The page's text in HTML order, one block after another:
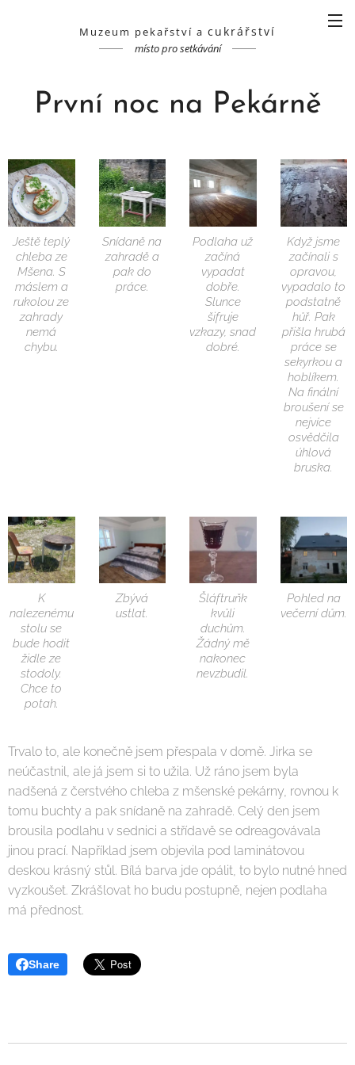
Muzeum pekařství a cukrářství
místo pro setkávání
První noc na Pekárně
Ještě teplý
chleba ze
Mšena. S
máslem a
rukolou ze
zahrady
nemá
chybu.
Snídaně na
zahradě a
pak do
práce.
Podlaha už
začíná
vypadat
dobře.
Slunce
šifruje
vzkazy, snad
dobré.
Když jsme
začínali s
opravou,
vypadalo to
podstatně
hůř. Pak
přišla hrubá
práce se
sekyrkou a
hoblíkem.
Na finální
broušení se
nejvíce
osvědčila
úhlová
bruska.
K
nalezenému
stolu se
bude hodit
židle ze
stodoly.
Chce to
potah.
Zbývá
ustlat.
Šláftruňk
kvůli
duchům.
Žádný mě
nakonec
nevzbudil.
Pohled na
večerní dům.
Trvalo to, ale konečně jsem přespala v domě. Jirka se
neúčastnil, ale já jsem si to užila. Už ráno jsem byla
nadšená z čerstvého chleba z mšenské pekárny, rovnou k
tomu buchty a pak snídaně na zahradě. Celý den jsem
brousila podlahu v sednici a střídavě se odreagovávala
jinou prací. Například jsem objevila pod laminátovou
deskou krásný stůl. Bílá barva jde opálit, to bylo nutné hned
vyzkoušet. Zkrášlovat ho budu postupně, nejen podlaha
má přednost.
Share